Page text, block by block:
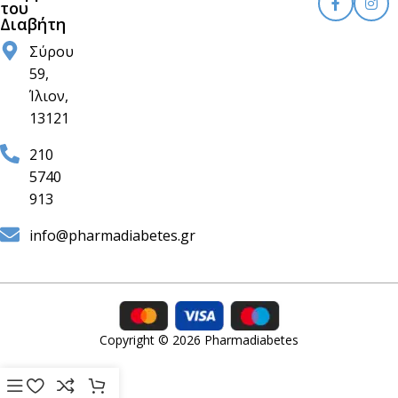
του
Διαβήτη
Σύρου
59,
Ίλιον,
13121
210
5740
913
info@pharmadiabetes.gr
Copyright © 2026 Pharmadiabetes